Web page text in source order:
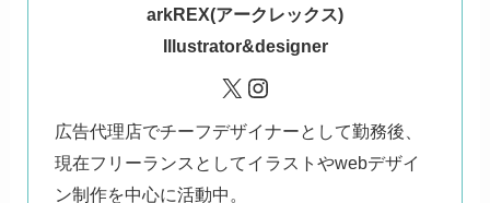
arkREX(アークレックス)
Illustrator&designer
X Instagram
広告代理店でチーフデザイナーとして勤務後、
現在フリーランスとしてイラストやwebデザイ
ン制作を中心に活動中。